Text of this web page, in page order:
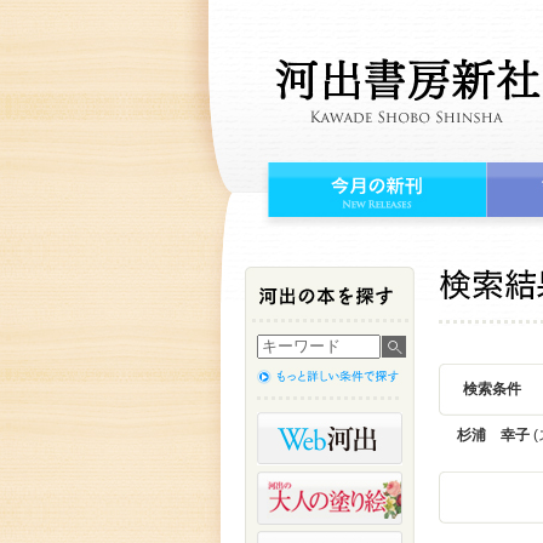
検索条件
杉浦 幸子 (